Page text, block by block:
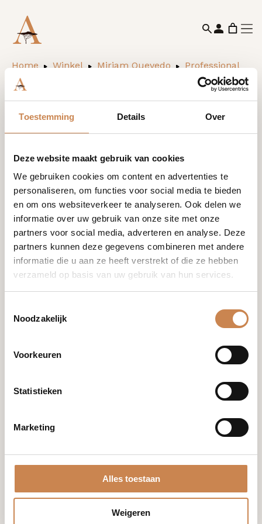
Toestemming Details Over
Deze website maakt gebruik van cookies
We gebruiken cookies om content en advertenties te
personaliseren, om functies voor social media te bieden
en om ons websiteverkeer te analyseren. Ook delen we
informatie over uw gebruik van onze site met onze
partners voor social media, adverteren en analyse. Deze
partners kunnen deze gegevens combineren met andere
informatie die u aan ze heeft verstrekt of die ze hebben
verzameld op basis van uw gebruik van hun services.
Noodzakelijk
Voorkeuren
Statistieken
Marketing
Alles toestaan
Weigeren
Home Winkel Miriam Quevedo
Professional
Miriam Quevedo
Salonproducten
Salonproducten
Ik wil graag kennismaken
+31 (0)85 876 94 80
Merken
Global
Optiphi
Quevedo
Blog
Mijn account